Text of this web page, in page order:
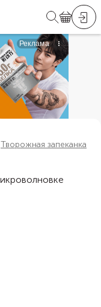
Творожная запеканка